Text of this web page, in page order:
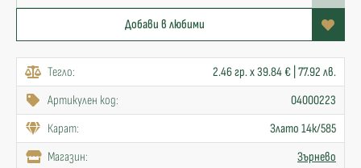
Добави в любими
Тегло:
2.46 гр. x 39.84 € | 77.92 лв.
Артикулен код:
04000223
Карат:
Злато 14к/585
Mагазин:
Зърнево